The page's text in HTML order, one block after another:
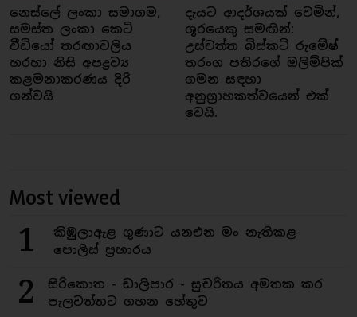
නෙස්ලේ ලංකා සමාගම,
සමස්ත ලංකා කෙටි
වීඩියෝ තරඟාවලිය
හරහා නිසි අපද්‍රව්‍ය
කළමනාකරණය දිරි
ගන්වයි
දැයට ආදර්ශයක් වෙමින්,
ශූරයෙකු සමඟින්:
උස්වත්ත බිස්කට් රුමේෂ්
තරංග පතිරගේ ඔලිම්පික්
ගමන සඳහා
අනුග්‍රාහකත්වයෙන් එක්
වෙයි.
Most viewed
1
කිඹුලාඇළ ගුණාට යනඑන මං නැතිකළ
පොලිස් ප්‍රහාරය
2
සිරිකොත - ඩාලිපාර - සුචරිතය අමතක කර
පැලවත්තට ගහන හේතුව